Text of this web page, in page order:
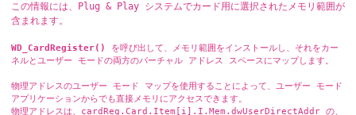
この情報には、Plug & Play システムでカード用に選択されたメモリ範囲が
含まれます。
WD_CardRegister()
を呼び出して、メモリ範囲をインストールし、それをカー
ネルとユーザー モードの両方のバーチャル アドレス スペースにマップします。
物理アドレスのユーザー モード マップを使用することによって、ユーザー モード
アプリケーションからでも直接メモリにアクセスできます。
物理アドレスは、cardReg.Card.Item[i].I.Mem.dwUserDirectAddr の、